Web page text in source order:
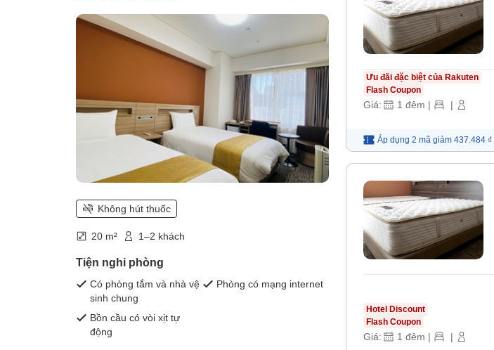
Không hút thuốc
20 m² 1–2 khách
Tiện nghi phòng
Có phòng tắm và nhà vệ
sinh chung
Phòng có mạng internet
Bồn cầu có vòi xịt tự
động
Ưu đãi đặc biệt của Rakuten
Flash Coupon
Giá: 1 đêm | |
Áp dụng 2 mã giảm 437.484 ₫
Hotel Discount
Flash Coupon
Giá: 1 đêm | |